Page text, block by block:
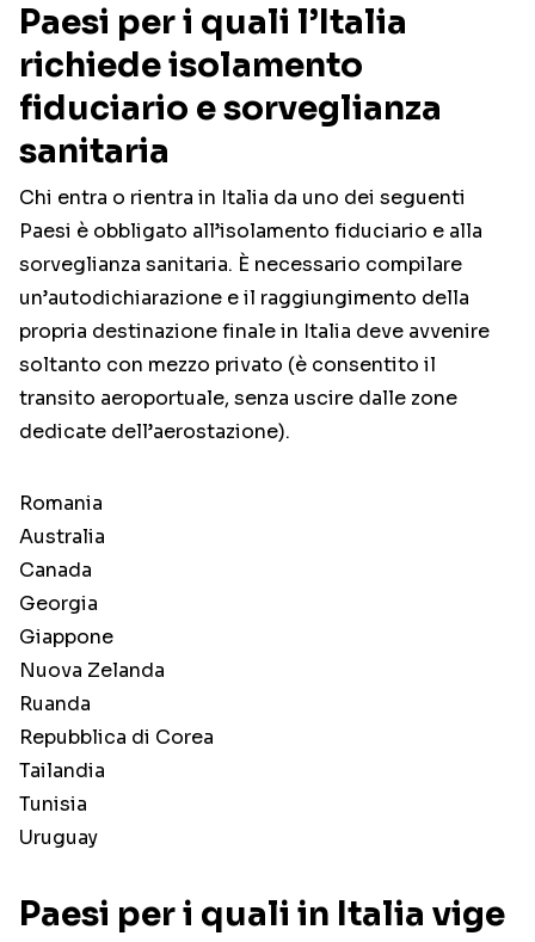
Paesi per i quali l’Italia
richiede isolamento
fiduciario e sorveglianza
sanitaria
Chi entra o rientra in Italia da uno dei seguenti
Paesi è obbligato all’isolamento fiduciario e alla
sorveglianza sanitaria. È necessario compilare
un’autodichiarazione e il raggiungimento della
propria destinazione finale in Italia deve avvenire
soltanto con mezzo privato (è consentito il
transito aeroportuale, senza uscire dalle zone
dedicate dell’aerostazione).
Romania
Australia
Canada
Georgia
Giappone
Nuova Zelanda
Ruanda
Repubblica di Corea
Tailandia
Tunisia
Uruguay
Paesi per i quali in Italia vige